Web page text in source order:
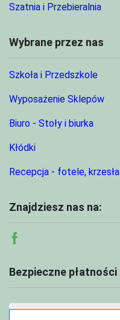
Szatnia i Przebieralnia
Wybrane przez nas
Szkoła i Przedszkole
Wyposażenie Sklepów
Biuro - Stoły i biurka
Kłódki
Recepcja - fotele, krzesła
Znajdziesz nas na:
Facebook
Bezpieczne płatności